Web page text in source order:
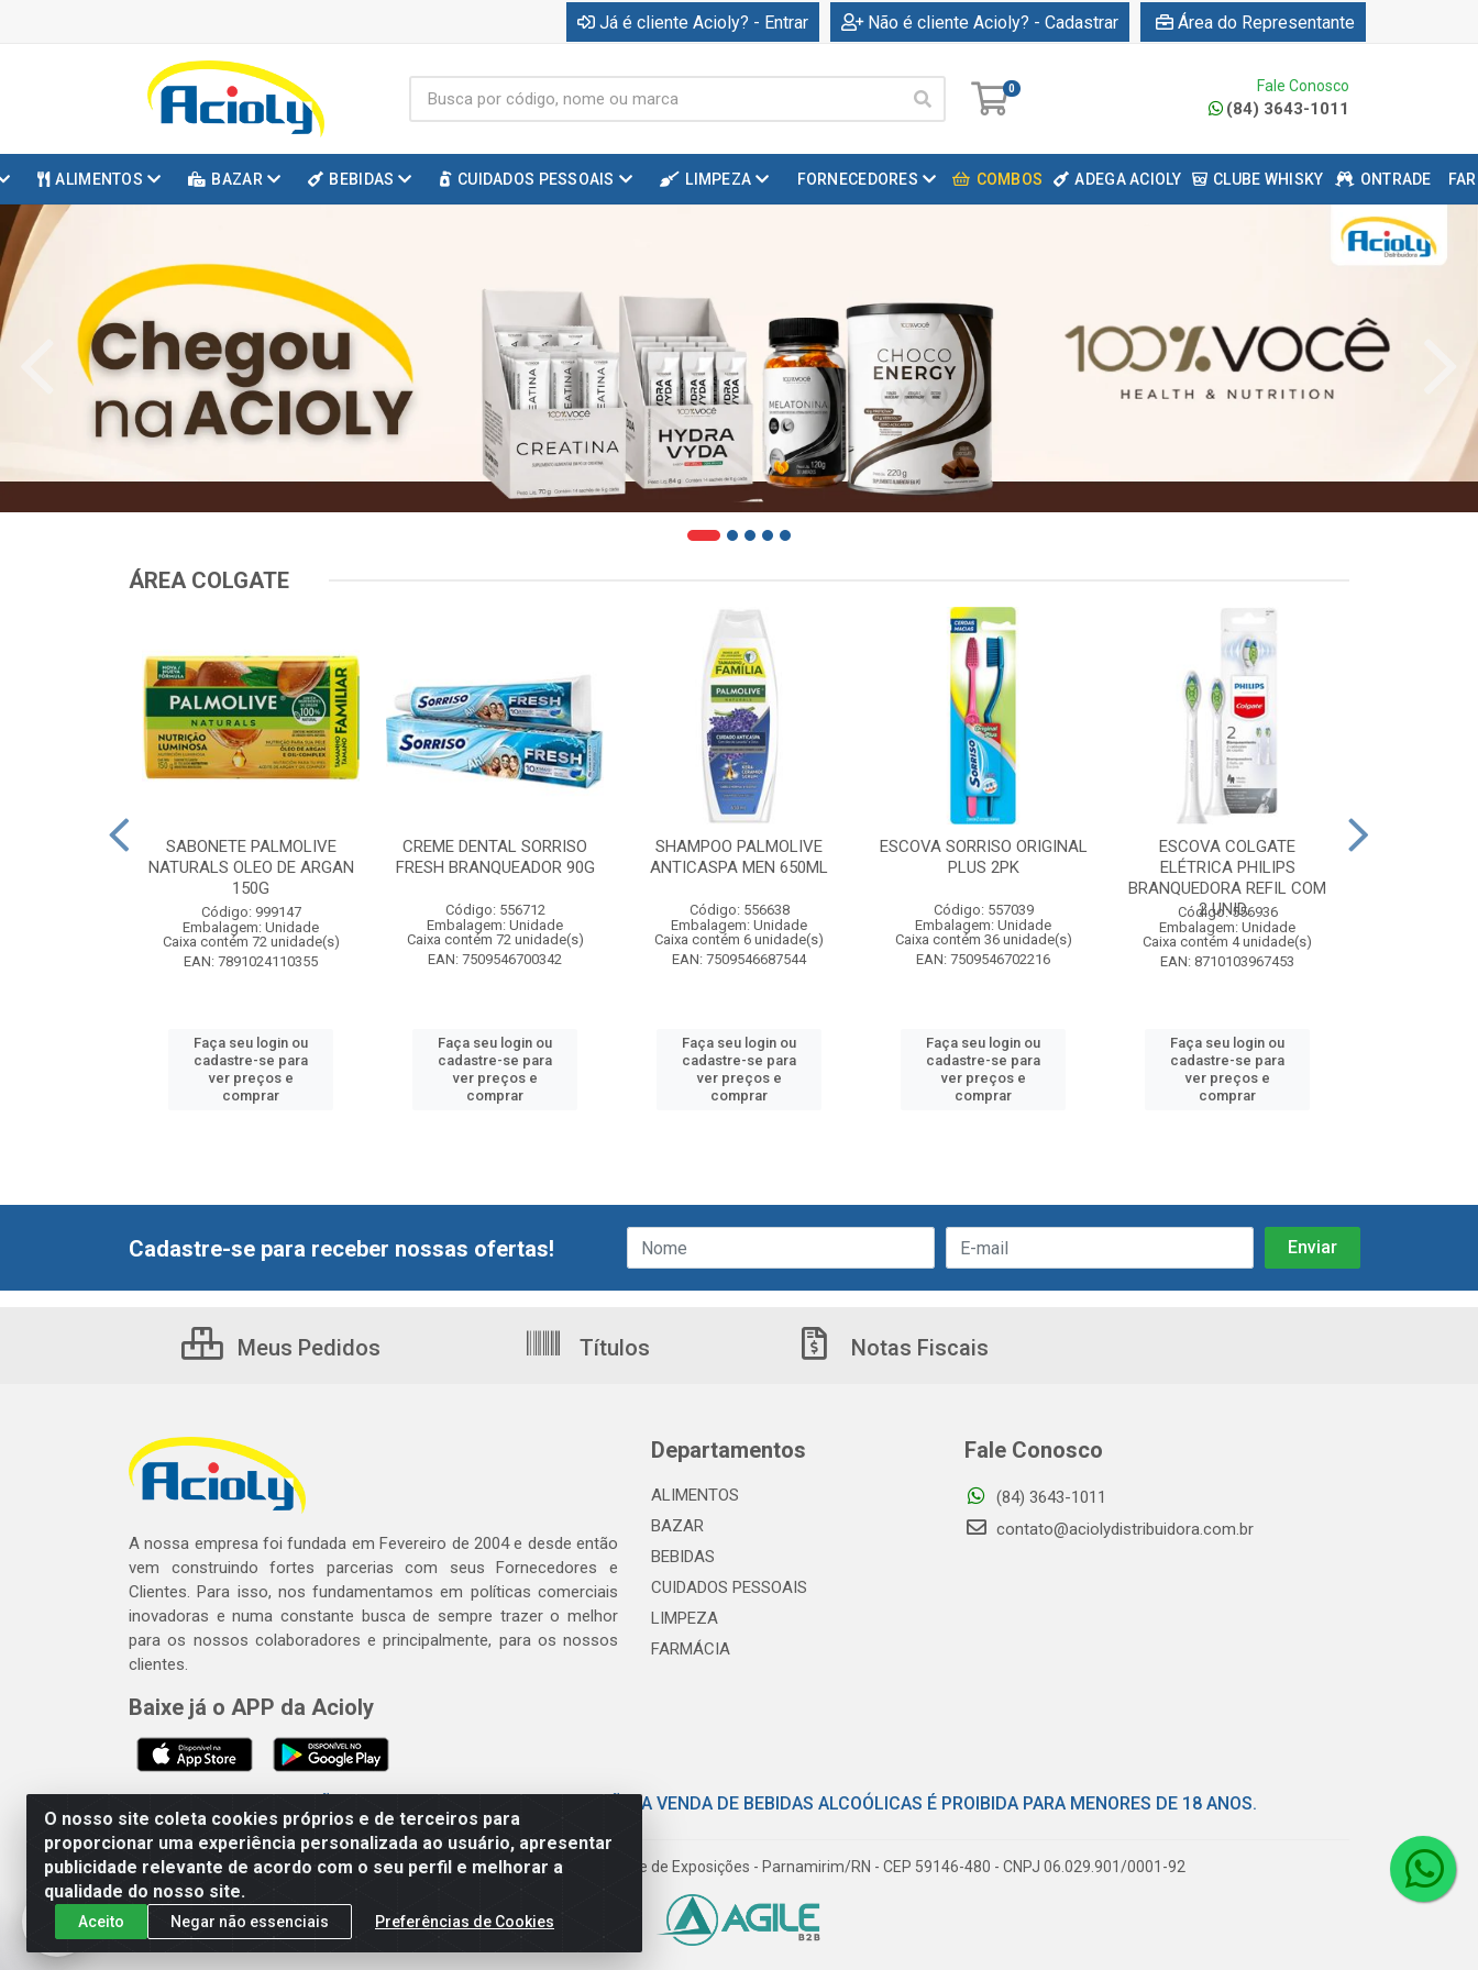
Já é cliente Acioly? - Entrar Não é cliente Acioly? - Cadastrar Área do Representante
0 Fale Conosco
(84) 3643-1011
ALIMENTOS BAZAR BEBIDAS CUIDADOS PESSOAIS LIMPEZA FORNECEDORES COMBOS ADEGA ACIOLY CLUBE WHISKY ONTRADE
ÁREA COLGATE
SABONETE PALMOLIVE
NATURALS OLEO DE ARGAN
150G
Código: 999147
Embalagem: Unidade
Caixa contém 72 unidade(s)
EAN: 7891024110355
Faça seu login ou
cadastre-se para
ver preços e
comprar
CREME DENTAL SORRISO
FRESH BRANQUEADOR 90G
Código: 556712
Embalagem: Unidade
Caixa contém 72 unidade(s)
EAN: 7509546700342
Faça seu login ou
cadastre-se para
ver preços e
comprar
SHAMPOO PALMOLIVE
ANTICASPA MEN 650ML
Código: 556638
Embalagem: Unidade
Caixa contém 6 unidade(s)
EAN: 7509546687544
Faça seu login ou
cadastre-se para
ver preços e
comprar
ESCOVA SORRISO ORIGINAL
PLUS 2PK
Código: 557039
Embalagem: Unidade
Caixa contém 36 unidade(s)
EAN: 7509546702216
Faça seu login ou
cadastre-se para
ver preços e
comprar
ESCOVA COLGATE
ELÉTRICA PHILIPS
BRANQUEDORA REFIL COM
2 UNID...
Código: 556936
Embalagem: Unidade
Caixa contém 4 unidade(s)
EAN: 8710103967453
Faça seu login ou
cadastre-se para
ver preços e
comprar
O nosso site coleta cookies próprios e de terceiros para
proporcionar uma experiência personalizada ao usuário, apresentar
publicidade relevante de acordo com o seu perfil e melhorar a
qualidade do nosso site.
Aceito Negar não essenciais Preferências de Cookies
Cadastre-se para receber nossas ofertas!
Meus Pedidos Títulos Notas Fiscais
A nossa empresa foi fundada em Fevereiro de 2004 e desde então
vem construindo fortes parcerias com seus Fornecedores e
Clientes. Para isso, nos fundamentamos em políticas comerciais
inovadoras e numa constante busca de sempre trazer o melhor
para os nossos colaboradores e principalmente, para os nossos
clientes.
Baixe já o APP da Acioly
Departamentos
ALIMENTOS
BAZAR
BEBIDAS
CUIDADOS PESSOAIS
LIMPEZA
FARMÁCIA
Fale Conosco
(84) 3643-1011
contato@aciolydistribuidora.com.br
SE BEBER, NÃO DIRIJA. APRECIE COM MODERAÇÃO. A VENDA DE BEBIDAS ALCOÓLICAS É PROIBIDA PARA MENORES DE 18 ANOS.
Acioly Distribuidora - Av Piloto Pereira Tim - Parque de Exposições - Parnamirim/RN - CEP 59146-480 - CNPJ 06.029.901/0001-92